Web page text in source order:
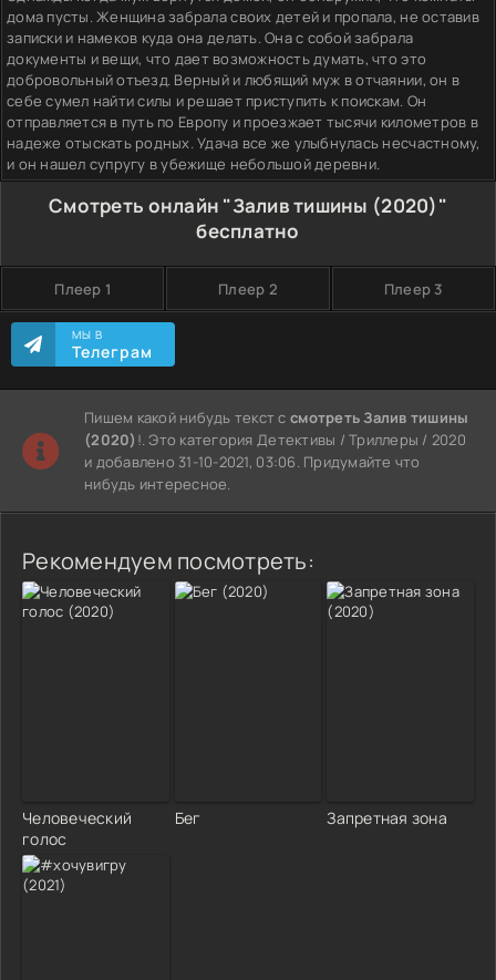
дома пусты. Женщина забрала своих детей и пропала, не оставив
записки и намеков куда она делать. Она с собой забрала
документы и вещи, что дает возможность думать, что это
добровольный отъезд. Верный и любящий муж в отчаянии, он в
себе сумел найти силы и решает приступить к поискам. Он
отправляется в путь по Европу и проезжает тысячи километров в
надеже отыскать родных. Удача все же улыбнулась несчастному,
и он нашел супругу в убежище небольшой деревни.
Смотреть онлайн "Залив тишины (2020)"
бесплатно
Плеер 1 Плеер 2 Плеер 3
МЫ В
Телеграм
Пишем какой нибудь текст ссмотреть Залив тишины
(2020) !. Это категория Детективы / Триллеры / 2020
и добавлено 31-10-2021, 03:06. Придумайте что
нибудь интересное.
Рекомендуем посмотреть:
Человеческий
голос
Бег Запретная зона